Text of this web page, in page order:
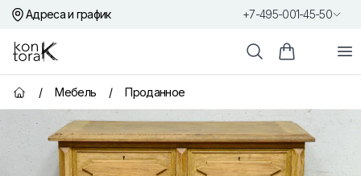
Адреса и график +7-495-001-45-50
Контора К
ПоискКорзина
Главная страница
/ Мебель / Проданное